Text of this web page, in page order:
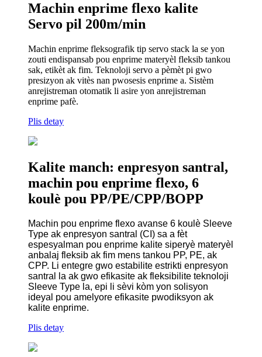
Machin enprime flexo kalite
Servo pil 200m/min
Machin enprime fleksografik tip servo stack la se yon
zouti endispansab pou enprime materyèl fleksib tankou
sak, etikèt ak fim. Teknoloji servo a pèmèt pi gwo
presizyon ak vitès nan pwosesis enprime a. Sistèm
anrejistreman otomatik li asire yon anrejistreman
enprime pafè.
Plis detay
Kalite manch: enpresyon santral,
machin pou enprime flexo, 6
koulè pou PP/PE/CPP/BOPP
Machin pou enprime flexo avanse 6 koulè Sleeve
Type ak enpresyon santral (CI) sa a fèt
espesyalman pou enprime kalite siperyè materyèl
anbalaj fleksib ak fim mens tankou PP, PE, ak
CPP. Li entegre gwo estabilite estrikti enpresyon
santral la ak gwo efikasite ak fleksibilite teknoloji
Sleeve Type la, epi li sèvi kòm yon solisyon
ideyal pou amelyore efikasite pwodiksyon ak
kalite enprime.
Plis detay